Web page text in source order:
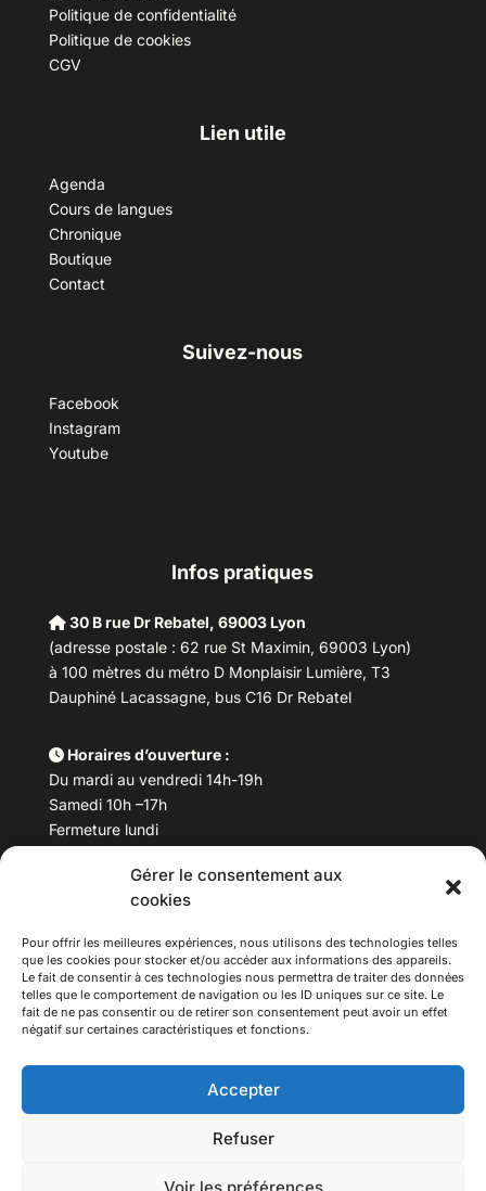
Gérer le consentement aux
cookies
Pour offrir les meilleures expériences, nous utilisons des technologies telles
que les cookies pour stocker et/ou accéder aux informations des appareils.
Le fait de consentir à ces technologies nous permettra de traiter des données
telles que le comportement de navigation ou les ID uniques sur ce site. Le
fait de ne pas consentir ou de retirer son consentement peut avoir un effet
négatif sur certaines caractéristiques et fonctions.
Accepter
Refuser
Voir les préférences
Politique de confidentialité
Politique de cookies
CGV
Lien utile
Agenda
Cours de langues
Chronique
Boutique
Contact
Suivez-nous
Facebook
Instagram
Youtube
Infos pratiques
30 B rue Dr Rebatel, 69003 Lyon
(adresse postale : 62 rue St Maximin, 69003 Lyon)
à 100 mètres du métro D Monplaisir Lumière, T3
Dauphiné Lacassagne, bus C16 Dr Rebatel
Horaires d’ouverture :
Du mardi au vendredi 14h-19h
Samedi 10h –17h
Fermeture lundi
Téléphone : 04 78 53 06 40
maisondesculturesasiatiques@asiexpo.com